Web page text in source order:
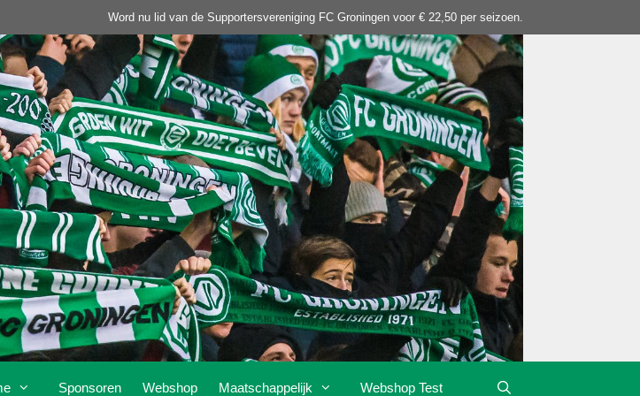
Word nu lid van de Supportersvereniging FC Groningen voor € 22,50 per seizoen.
Sponsoren Webshop Maatschappelijk Webshop Test